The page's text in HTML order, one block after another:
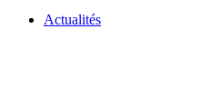
Actualités